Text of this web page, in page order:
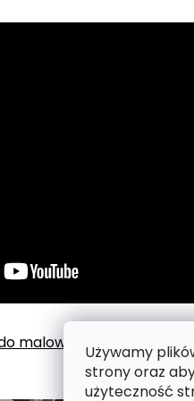
Używamy
strony oraz
użyteczność
malowania po numerach.